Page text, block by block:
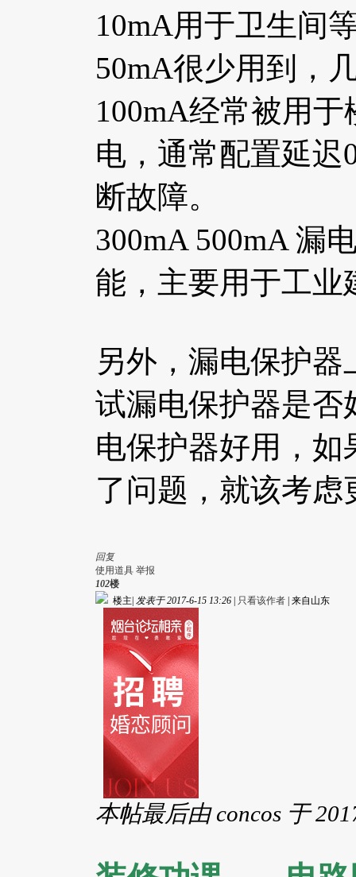
10mA用于卫生间
50mA很少用到，
100mA经常被用
电，通常配置延迟
断故障。
300mA 500mA 漏
能，主要用于工业
另外，漏电保护
试漏电保护器是否
电保护器好用，
了问题，就该考
回复
使用道具 举报
102楼
楼主 发表于 2017-6-15 13:26 只看该作者 来自山东
本帖最后由 concos 于